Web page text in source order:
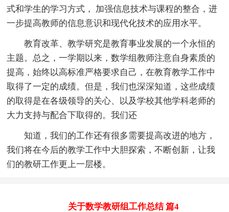
式和学生的学习方式， 加强信息技术与课程的整合，进
一步提高教师的信息意识和现代化技术的应用水平。
教育改革、教学研究是教育事业发展的一个永恒的
主题。总之，一学期以来，数学组教师注意自身素质的
提高，始终以高标准严格要求自己，在教育教学工作中
取得了一定的成绩。但是，我们也深深知道，这些成绩
的取得是在各级领导的关心、以及学校其他学科老师的
大力支持与配合下取得的。我们还
知道，我们的工作还有很多需要提高改进的地方，
我们将在今后的教学工作中大胆探索，不断创新，让我
们的教研工作更上一层楼。
关于数学教研组工作总结 篇4